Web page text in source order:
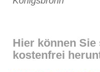
Hier können
kostenfrei